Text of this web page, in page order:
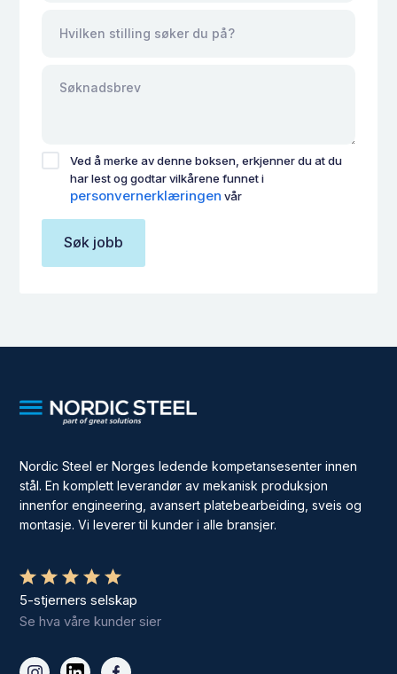
Ved å merke av denne boksen, erkjenner du at du
har lest og godtar vilkårene funnet i
personvernerklæringen vår
Nordic Steel er Norges ledende kompetansesenter innen
stål. En komplett leverandør av mekanisk produksjon
innenfor engineering, avansert platebearbeiding, sveis og
montasje. Vi leverer til kunder i alle bransjer.
5-stjerners selskap
Se hva våre kunder sier